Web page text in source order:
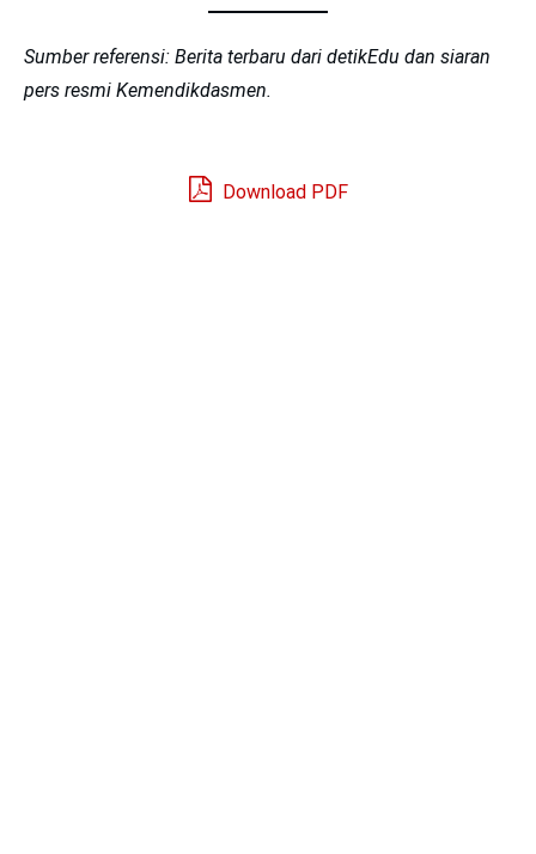
Sumber referensi: Berita terbaru dari detikEdu dan siaran
pers resmi Kemendikdasmen.
Download PDF